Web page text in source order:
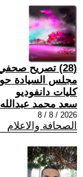
(28) تصريح
مجلس السيادة
كليات دانفوديو
سعد محمد عبدالله
2026 / 8 / 8
الصحافة والاعلام